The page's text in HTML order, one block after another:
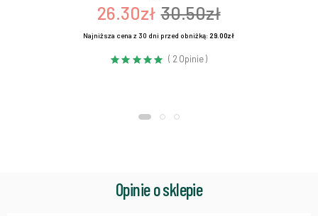
26.30zł 30.50zł
Najniższa cena z 30 dni przed obniżką:29.00zł
( 2 Opinie )
Opinie o sklepie